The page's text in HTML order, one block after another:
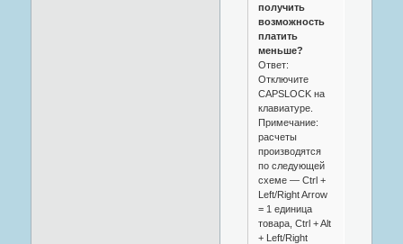
получить
возможность
платить
меньше?
Ответ:
Отключите
CAPSLOCK на
клавиатуре.
Примечание:
расчеты
производятся
по следующей
схеме — Ctrl +
Left/Right Arrow
= 1 единица
товара, Ctrl + Alt
+ Left/Right